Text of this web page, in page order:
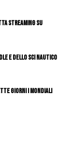
STREAMING SU
e dello sci nautico
giorni i Mondiali